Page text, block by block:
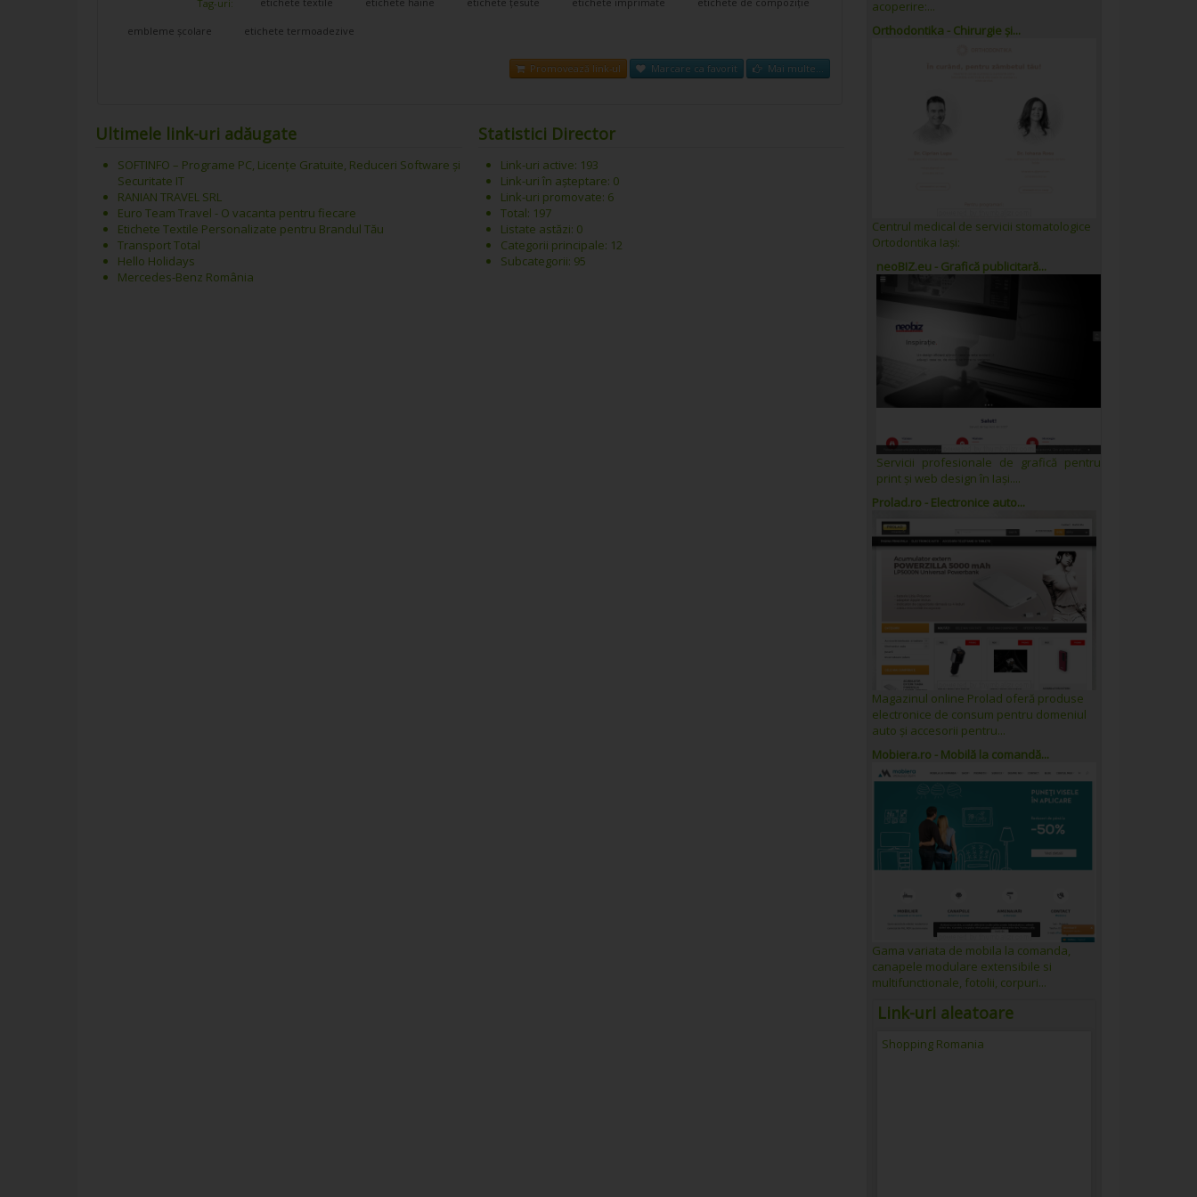
Tag-uri:
embleme școlare etichete termoadezive
Promovează link-ul Marcare ca favorit Mai multe...
Ultimele link-uri adăugate
SOFTINFO – Programe PC, Licențe Gratuite, Reduceri Software și
Securitate IT
RANIAN TRAVEL SRL
Euro Team Travel - O vacanta pentru fiecare
Etichete Textile Personalizate pentru Brandul Tău
Transport Total
Hello Holidays
Mercedes-Benz România
Statistici Director
Link-uri active: 193
Link-uri în așteptare: 0
Link-uri promovate: 6
Total: 197
Listate astăzi: 0
Categorii principale: 12
Subcategorii: 95
acoperire:...
Orthodontika - Chirurgie și...
Centrul medical de servicii stomatologice
Ortodontika Iași:
neoBIZ.eu - Grafică publicitară...
Servicii profesionale de grafică pentru
print și web design în Iași....
Prolad.ro - Electronice auto...
Magazinul online Prolad oferă produse
electronice de consum pentru domeniul
auto și accesorii pentru...
Mobiera.ro - Mobilă la comandă...
Gama variata de mobila la comanda,
canapele modulare extensibile si
multifunctionale, fotolii, corpuri...
Link-uri aleatoare
Shopping Romania